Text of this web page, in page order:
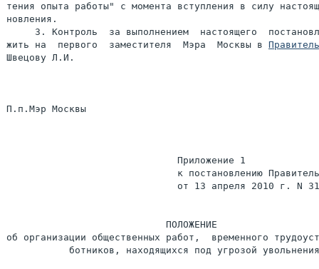
тения опыта работы" с момента вступления в силу
новления.
3. Контроль  за выполнением  настоящего
жить на  первого  заместителя  Мэра  Москвы в
Швецову Л.И.
П.п.Мэр Москвы
                              Приложение 1
к постановлению
от 13 апреля 2010 г. N
                            ПОЛОЖЕНИЕ
об организации общественных работ,  временного
           ботников, находящихся под угрозой увольнения